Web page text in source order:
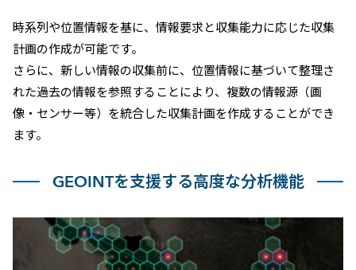
時系列や位置情報を基に、情報要求と収集能力に応じた収集
計画の作成が可能です。
さらに、新しい情報の収集前に、位置情報に基づいて整理さ
れた過去の情報を参照することにより、複数の情報源（画
像・センサー等）を統合した収集計画を作成することができ
ます。
GEOINTを支援する高度な分析機能